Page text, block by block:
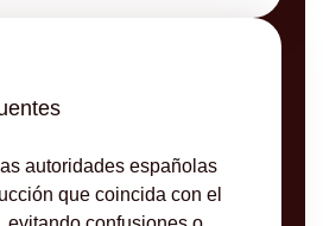
autoridades españolas
que coincida con el